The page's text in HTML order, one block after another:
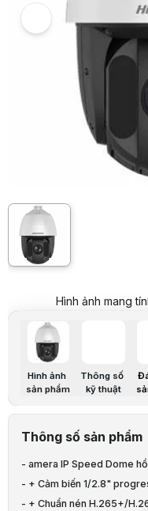
Giá niêm yết:
30.999.000
Giá mua trả góp (6 tháng):
Trả góp qua thẻ VISA (12
Giá đã bao gồm VAT
Mã sản phẩm: CAHI0629
24 Tháng
HIKVISION
Order trước –
Thêm vào giỏ hàng
Mua ngay
amera IP Speed Dome
+ Cảm biến 1/2.8"
+ Độ nhạy sáng Color:
+ Độ phân giải 2560 ×
+ Ống kính 4.8 mm to 120
+ Tính năng WDR, HLC,
+Tính năng phát hiện
Hình ảnh mang
Hình ảnh
sản phẩm
Thông số
kỹ thuật
Thông số sản phẩm
- amera IP Speed Dome
- + Cảm biến 1/2.8"
- + Chuẩn nén H.265+/